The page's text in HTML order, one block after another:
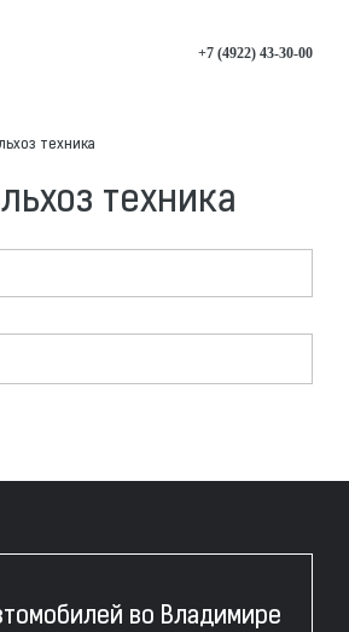
+7 (4922) 43-30-00
техника
техника
во Владимире